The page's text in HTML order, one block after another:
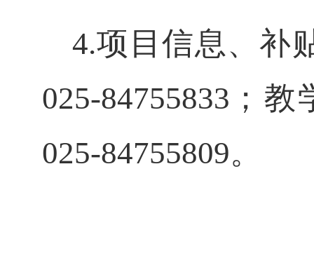
4.项目信息、补
025-84755833 ；
025-84755809。